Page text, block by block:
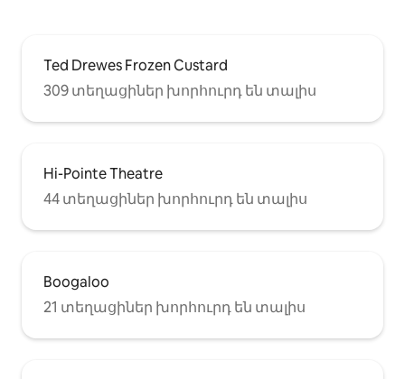
Ted Drewes Frozen Custard
309 տեղացիներ խորհուրդ են տալիս
Hi-Pointe Theatre
44 տեղացիներ խորհուրդ են տալիս
Boogaloo
21 տեղացիներ խորհուրդ են տալիս